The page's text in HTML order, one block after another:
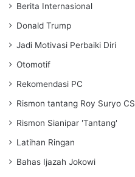
Berita Internasional
Donald Trump
Jadi Motivasi Perbaiki Diri
Otomotif
Rekomendasi PC
Rismon tantang Roy Suryo CS
Rismon Sianipar 'Tantang'
Latihan Ringan
Bahas Ijazah Jokowi